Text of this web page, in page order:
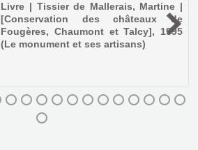
Livre | Tissier de Mallerais, Martine |
[Conservation des châteaux de
Fougères, Chaumont et Talcy], 1995
(Le monument et ses artisans)